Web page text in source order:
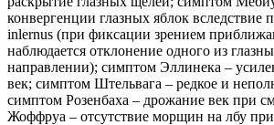
конвергенции глазных яблок вследствие
inlernus (при фиксации зрением
наблюдается отклонение одного из
направлении); симптом Эллинека –
век; симптом Штельвага – редкое и
симптом Розенбаха – дрожание век при
Жоффруа – отсутствие морщин на лбу при